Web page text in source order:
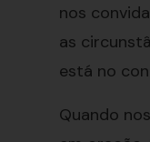
nos
as
está no
Quando